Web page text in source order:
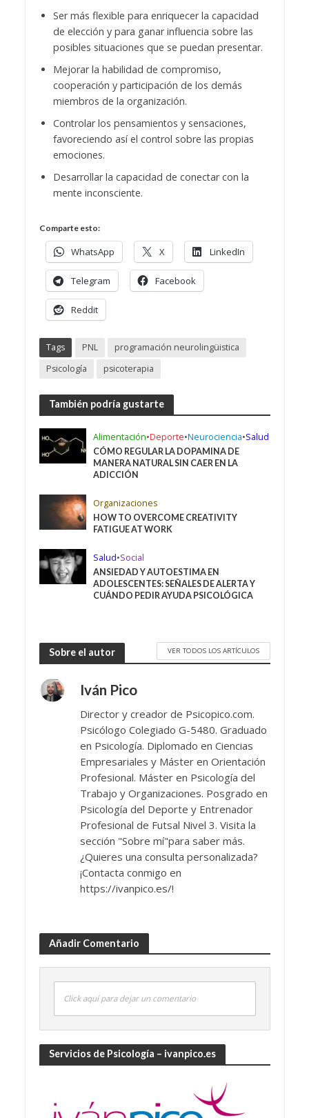
Ser más flexible para enriquecer la capacidad
de elección y para ganar influencia sobre las
posibles situaciones que se puedan presentar.
Mejorar la habilidad de compromiso,
cooperación y participación de los demás
miembros de la organización.
Controlar los pensamientos y sensaciones,
favoreciendo así el control sobre las propias
emociones.
Desarrollar la capacidad de conectar con la
mente inconsciente.
Comparte esto:
WhatsApp X LinkedIn
Telegram Facebook
Reddit
Tags PNL
programación neurolingüistica
Psicología
psicoterapia
También podría gustarte
Alimentación•Deporte•Neurociencia•Salud
CÓMO REGULAR LA DOPAMINA DE
MANERA NATURAL SIN CAER EN LA
ADICCIÓN
Organizaciones
HOW TO OVERCOME CREATIVITY
FATIGUE AT WORK
Salud•Social
ANSIEDAD Y AUTOESTIMA EN
ADOLESCENTES: SEÑALES DE ALERTA Y
CUÁNDO PEDIR AYUDA PSICOLÓGICA
Sobre el autor VER TODOS LOS ARTÍCULOS
Iván Pico
Director y creador de Psicopico.com.
Psicólogo Colegiado G-5480. Graduado
en Psicología. Diplomado en Ciencias
Empresariales y Máster en Orientación
Profesional. Máster en Psicología del
Trabajo y Organizaciones. Posgrado en
Psicología del Deporte y Entrenador
Profesional de Futsal Nivel 3. Visita la
sección "Sobre mí"para saber más.
¿Quieres una consulta personalizada?
¡Contacta conmigo en
https://ivanpico.es/!
Añadir Comentario
Click aquí para dejar un comentario
Servicios de Psicología – ivanpico.es